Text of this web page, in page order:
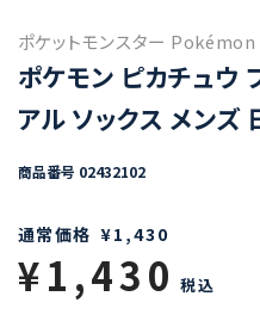
ポケットモンスター
ポケモン ピカチュウ
アル ソックス メン
商品番号 02432102
通常価格 ¥1,430
¥1,430 税込